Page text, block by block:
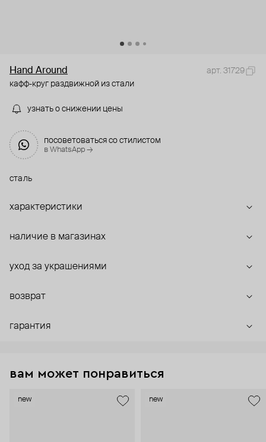
Hand Around
арт. 31729
кафф-круг раздвижной из стали
узнать о снижении цены
посоветоваться со стилистом
в WhatsApp →
сталь
характеристики
наличие в магазинах
уход за украшениями
возврат
гарантия
вам может понравиться
new new